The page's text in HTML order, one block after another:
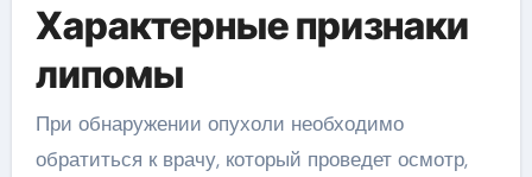
Характерные признаки
липомы
При обнаружении опухоли необходимо
обратиться к врачу, который проведет осмотр,